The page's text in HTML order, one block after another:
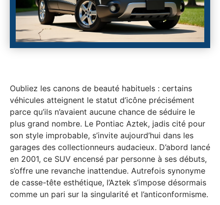
Oubliez les canons de beauté habituels : certains
véhicules atteignent le statut d’icône précisément
parce qu’ils n’avaient aucune chance de séduire le
plus grand nombre. Le Pontiac Aztek, jadis cité pour
son style improbable, s’invite aujourd’hui dans les
garages des collectionneurs audacieux. D’abord lancé
en 2001, ce SUV encensé par personne à ses débuts,
s’offre une revanche inattendue. Autrefois synonyme
de casse-tête esthétique, l’Aztek s’impose désormais
comme un pari sur la singularité et l’anticonformisme.